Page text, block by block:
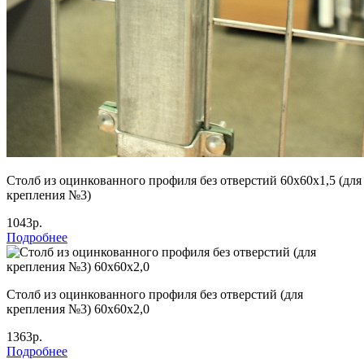
Столб из оцинкованного профиля без отверстий 60х60х1,5 (для
крепления №3)
1043р.
Подробнее
Столб из оцинкованного профиля без отверстий (для
крепления №3) 60х60х2,0
1363р.
Подробнее